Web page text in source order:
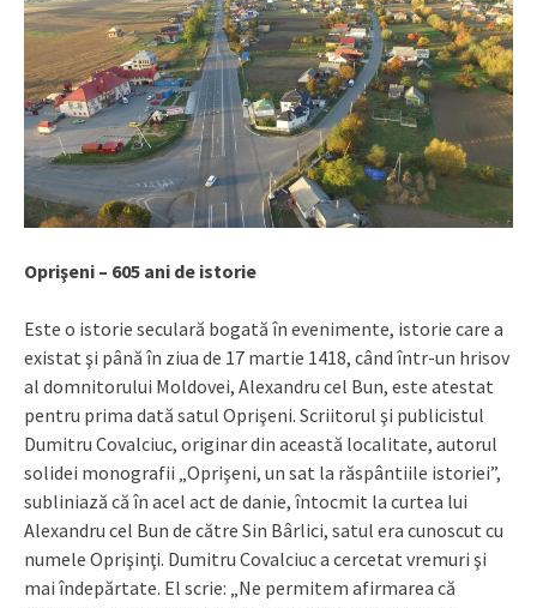
Oprişeni – 605 ani de istorie
Este o istorie seculară bogată în evenimente, istorie care a
existat şi până în ziua de 17 martie 1418, când într-un hrisov
al domnitorului Moldovei, Alexandru cel Bun, este atestat
pentru prima dată satul Oprişeni. Scriitorul şi publicistul
Dumitru Covalciuc, originar din această localitate, autorul
solidei monografii „Oprişeni, un sat la răspântiile istoriei”,
subliniază că în acel act de danie, întocmit la curtea lui
Alexandru cel Bun de către Sin Bârlici, satul era cunoscut cu
numele Oprişinţi. Dumitru Covalciuc a cercetat vremuri şi
mai îndepărtate. El scrie: „Ne permitem afirmarea că